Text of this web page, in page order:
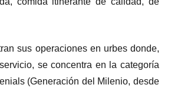
sus operaciones en urbes donde,
se concentra en la categoría
(Generación del Milenio, desde